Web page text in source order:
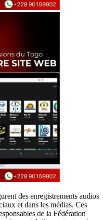
des enregistrements audios
et dans les médias. Ces
de la Fédération